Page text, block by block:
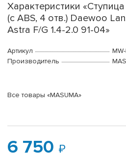
Характеристики
(с ABS, 4 отв.) Daewoo
Astra F/G 1.4-2.0 91-04»
Артикул
Производитель
Все товары «MASUMA»
6 750